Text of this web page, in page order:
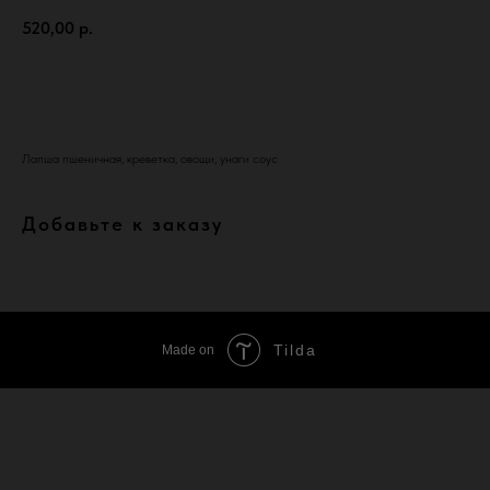
520,00 р.
Лапша пшеничная, креветка, овощи, унаги соус
Добавьте к заказу
Made on Tilda